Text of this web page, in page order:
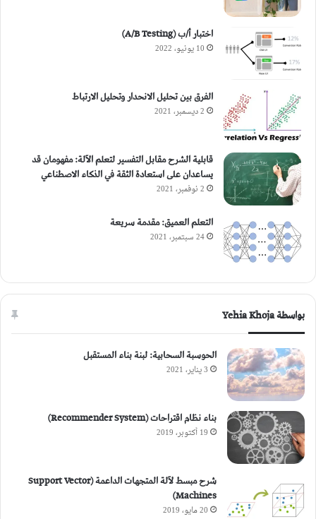
اختبار أ/ب (A/B Testing)
10 يونيو، 2022
الفرق بين تحليل الانحدار وتحليل الارتباط
2 ديسمبر، 2021
قابلية الشرح مقابل التفسير لتعلم الآلة: مفهومان قد
يساعدان على استعادة الثقة في الذكاء الاصطناعي
2 نوفمبر، 2021
التعلم العميق: مقدمة سريعة
24 سبتمبر، 2021
بواسطة Yehia Khoja
الحوسبة السحابية: لبنة بناء المستقبل
3 يناير، 2021
بناء نظام اقتراحات (Recommender System)
19 أكتوبر، 2019
شرح مبسط لآلة المتجهات الداعمة (Support Vector
Machines)
20 مايو، 2019